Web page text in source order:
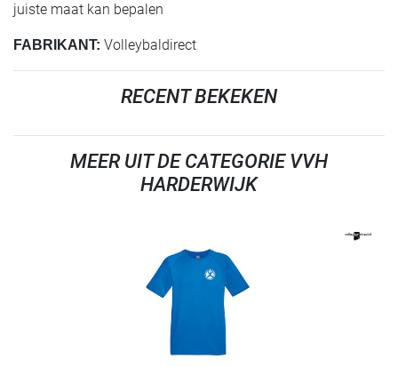
juiste maat kan bepalen
FABRIKANT: Volleybaldirect
RECENT BEKEKEN
MEER UIT DE CATEGORIE VVH
HARDERWIJK